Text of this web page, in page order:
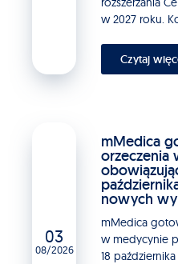
w 2027 roku.
Czytaj
03
08/2026
mMedica
orzeczenia
nowych
mMedica
w medycynie
18